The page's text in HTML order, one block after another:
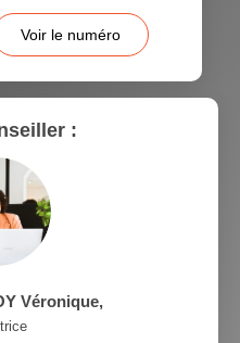
ECOLES ET CRÈCHES
Voir le numéro
:
Véronique,